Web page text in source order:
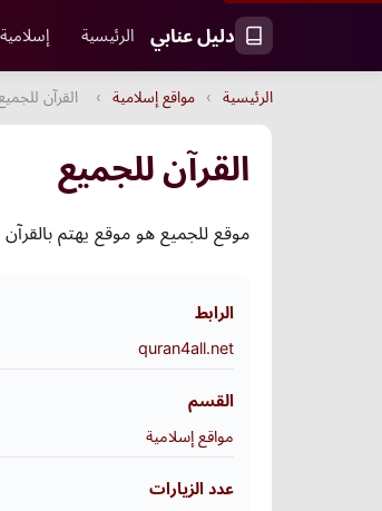
دليل عنابي الرئيسية إسلامية
الرئيسية › مواقع إسلامية › القرآن للجميع
القرآن للجميع
موقع للجميع هو موقع يهتم بالقرآن
الرابط
quran4all.net
القسم
مواقع إسلامية
عدد الزيارات